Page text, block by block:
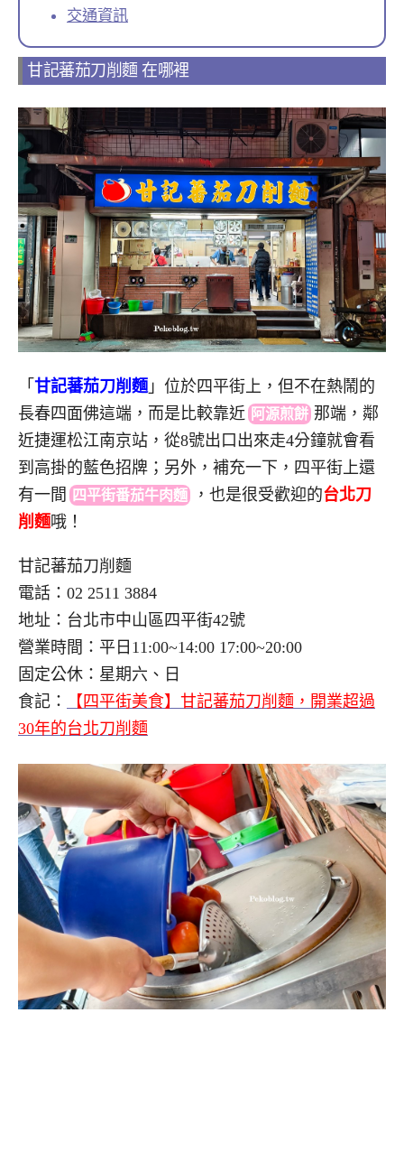
交通資訊
甘記蕃茄刀削麵 在哪裡
「 甘記蕃茄刀削麵」位於四平街上，但不在熱鬧的
長春四面佛這端，而是比較靠近 阿源煎餅 那端，鄰
近捷運松江南京站，從8號出口出來走4分鐘就會看
到高掛的藍色招牌；另外，補充一下，四平街上還
有一間 四平街番茄牛肉麵 ， 也是很受歡迎的台北刀
削麵哦！
甘記蕃茄刀削麵
電話：02 2511 3884
地址：台北市中山區四平街42號
營業時間：平日11:00~14:00 17:00~20:00
固定公休：星期六、日
食記：
【四平街美食】甘記蕃茄刀削麵，開業超過
30年的台北刀削麵